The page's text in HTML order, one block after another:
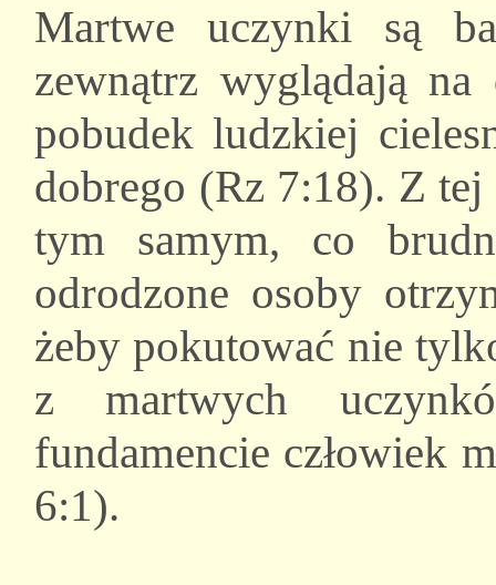
Martwe uczynki są
zewnątrz wyglądają
pobudek ludzkiej
dobrego (Rz 7:18). Z
tym samym, co
odrodzone osoby
żeby pokutować nie
z martwych
fundamencie człowiek
6:1).